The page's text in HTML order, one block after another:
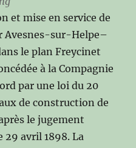
et mise en service de
Avesnes-sur-Helpe–
le plan Freycinet
à la Compagnie
par une loi du 20
de construction de
le jugement
avril 1898. La